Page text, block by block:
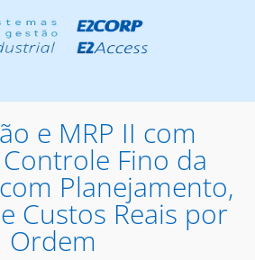
e MRP II com
Fino da
Planejamento,
Custos Reais por
Ordem